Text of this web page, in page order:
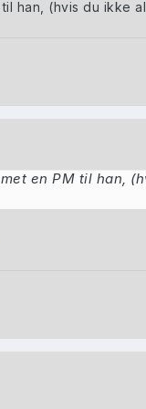
han, (hvis du ikke
en PM til han,